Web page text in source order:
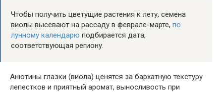
Чтобы получить цветущие растения к лету, семена
виолы высевают на рассаду в феврале-марте, по
лунному календарю подбирается дата,
соответствующая региону.
Анютины глазки (виола) ценятся за бархатную текстуру
лепестков и приятный аромат, выносливость при